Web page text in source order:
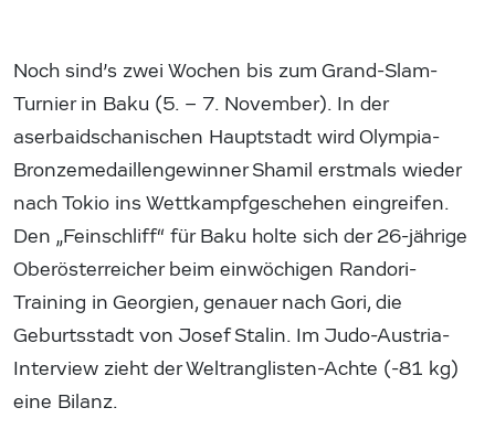
Noch sind’s zwei Wochen bis zum Grand-Slam-
Turnier in Baku (5. – 7. November). In der
aserbaidschanischen Hauptstadt wird Olympia-
Bronzemedaillengewinner Shamil erstmals wieder
nach Tokio ins Wettkampfgeschehen eingreifen.
Den „Feinschliff“ für Baku holte sich der 26-jährige
Oberösterreicher beim einwöchigen Randori-
Training in Georgien, genauer nach Gori, die
Geburtsstadt von Josef Stalin. Im Judo-Austria-
Interview zieht der Weltranglisten-Achte (-81 kg)
eine Bilanz.